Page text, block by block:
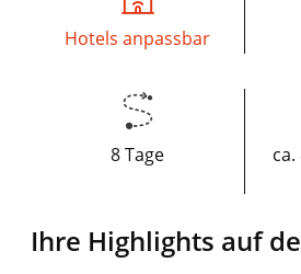
Hotels anpassbar
8 Tage
Ihre Highlights auf